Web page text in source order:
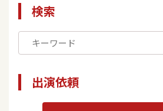
検索
出演依頼